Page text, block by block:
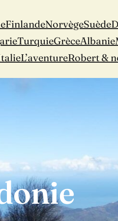
FinlandeNorvègeSuède
TurquieGrèceAlbanie
L’aventureRobert &